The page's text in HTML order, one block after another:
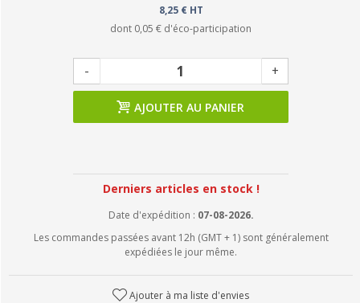
8,25 € HT
dont 0,05 € d'éco-participation
- +
AJOUTER AU PANIER
Derniers articles en stock !
Date d'expédition : 07-08-2026.
Les commandes passées avant 12h (GMT + 1) sont généralement
expédiées le jour même.
Ajouter à ma liste d'envies